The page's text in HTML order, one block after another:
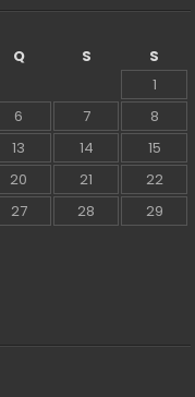
Q S
S
1
6 7
8
13 14
15
20 21
22
27 28
29